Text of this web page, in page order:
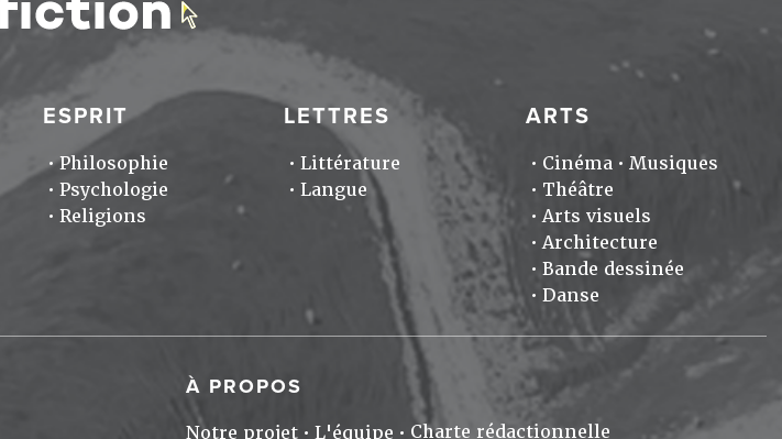
ESPRIT
Philosophie
Psychologie
Religions
LETTRES
Littérature
Langue
ARTS
Cinéma
Musiques
Théâtre
Arts visuels
Architecture
Bande dessinée
Danse
À PROPOS
Notre projet L'équipe Charte rédactionnelle